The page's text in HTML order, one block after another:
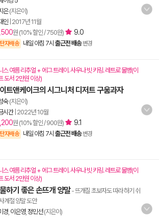
은(지은이)
인 2017년 11월
원 (10% 할인 / 750원) 9.0
자배송 내일 아침 7시 출근전 배송 변경
스 여름 리추얼 + 에그 트레이. 사우나 빗 키링. 레트로 물병(이
도서 2만원 이상)
트앤케이크의 시그니처 디저트 구움과자
숙(지은이)
시간| 2022년 10월
원 (10% 할인 / 900원) 9.1
자배송 내일 아침 7시 출근전 배송 변경
스 여름 리추얼 + 에그 트레이. 사우나 빗 키링. 레트로 물병(이
도서 2만원 이상)
하기 좋은 손뜨개 양말- 뜨개질 초보자도 따라 하기 쉬
계절 양말 도안
경 이은영, 정민선(지은이)